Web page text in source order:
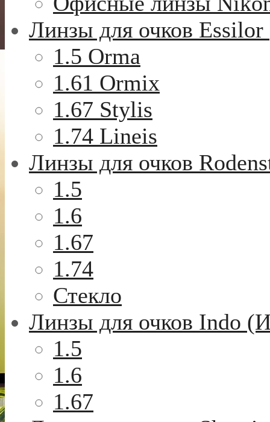
Линзы для очков
1.5 Orma
1.61 Ormix
1.67 Stylis
1.74 Lineis
Линзы для очков
1.5
1.6
1.67
1.74
Стекло
Линзы для очков Indo
1.5
1.6
1.67